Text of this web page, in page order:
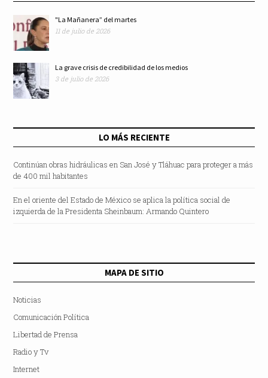
incumplida que
exigible y líquida
"La Mañanera” del martes
11 de julio de 2026
La grave crisis de credibilidad de los medios
3 de julio de 2026
LO MÁS RECIENTE
Continúan obras hidráulicas en San José y Tláhuac para proteger a más
de 400 mil habitantes
En el oriente del Estado de México se aplica la política social de
izquierda de la Presidenta Sheinbaum: Armando Quintero
MAPA DE SITIO
Noticias
Comunicación Política
Libertad de Prensa
Radio y Tv
Internet